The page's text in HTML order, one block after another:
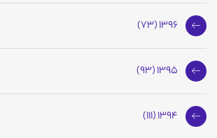
1396 (73)
1395 (93)
1394 (111)